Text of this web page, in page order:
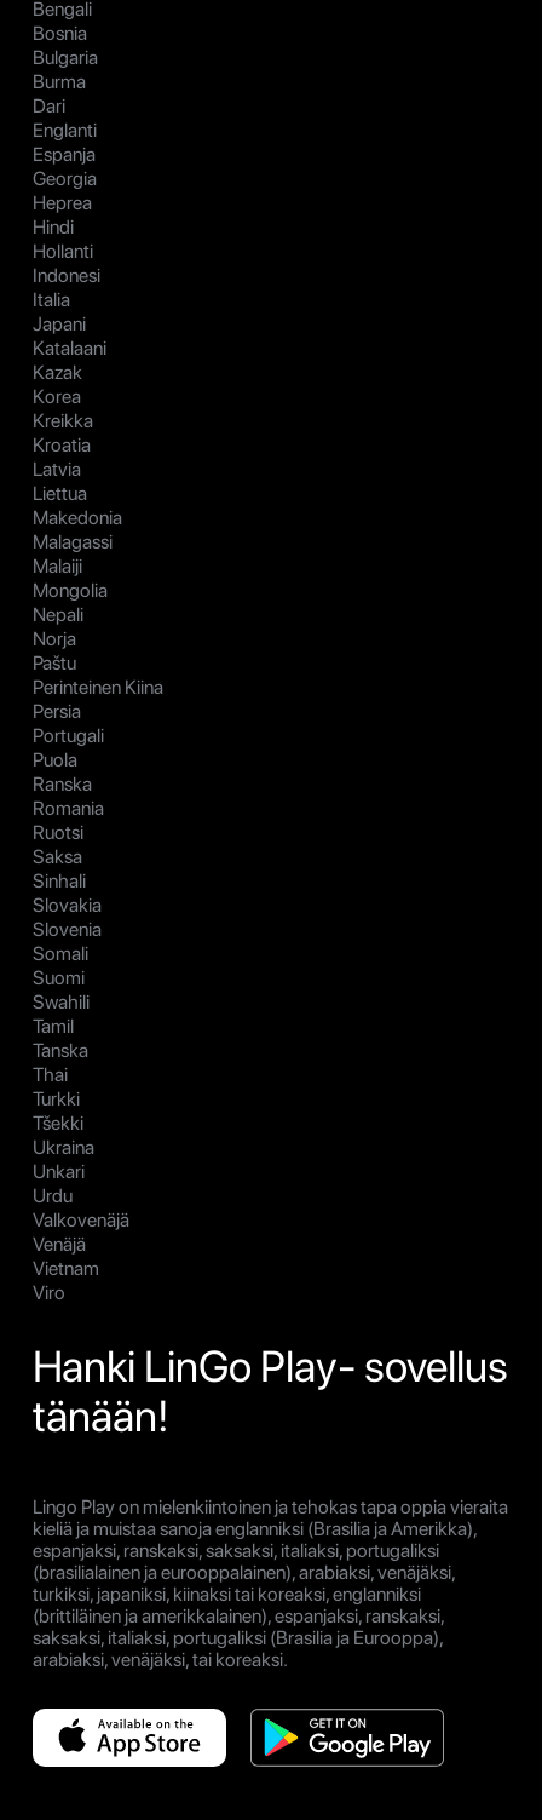
Bengali
Bosnia
Bulgaria
Burma
Dari
Englanti
Espanja
Georgia
Heprea
Hindi
Hollanti
Indonesi
Italia
Japani
Katalaani
Kazak
Korea
Kreikka
Kroatia
Latvia
Liettua
Makedonia
Malagassi
Malaiji
Mongolia
Nepali
Norja
Paštu
Perinteinen Kiina
Persia
Portugali
Puola
Ranska
Romania
Ruotsi
Saksa
Sinhali
Slovakia
Slovenia
Somali
Suomi
Swahili
Tamil
Tanska
Thai
Turkki
Tšekki
Ukraina
Unkari
Urdu
Valkovenäjä
Venäjä
Vietnam
Viro
Hanki LinGo Play- sovellus
tänään!
Lingo Play on mielenkiintoinen ja tehokas tapa oppia vieraita
kieliä ja muistaa sanoja englanniksi (Brasilia ja Amerikka),
espanjaksi, ranskaksi, saksaksi, italiaksi, portugaliksi
(brasilialainen ja eurooppalainen), arabiaksi, venäjäksi,
turkiksi, japaniksi, kiinaksi tai koreaksi, englanniksi
(brittiläinen ja amerikkalainen), espanjaksi, ranskaksi,
saksaksi, italiaksi, portugaliksi (Brasilia ja Eurooppa),
arabiaksi, venäjäksi, tai koreaksi.